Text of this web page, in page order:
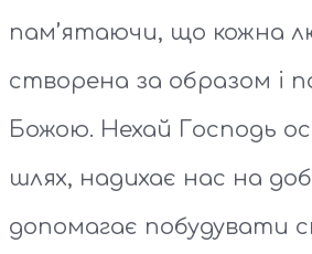
пам’ятаючи, що кожна
створена за образом і
Божою. Нехай Господь
шлях, надихає нас на
допомагає побудувати